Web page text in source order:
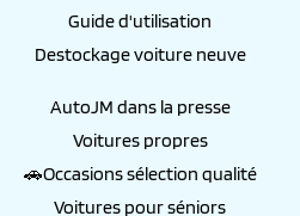
Guide d'utilisation
Destockage voiture neuve
AutoJM dans la presse
Voitures propres
🚗Occasions sélection qualité
Voitures pour séniors